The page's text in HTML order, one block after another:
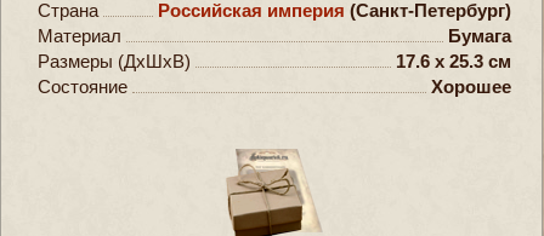
Страна
Российская империя (Санкт-Петербург)
Материал
Бумага
Размеры (ДxШxВ)
17.6 x 25.3 см
Состояние
Хорошее